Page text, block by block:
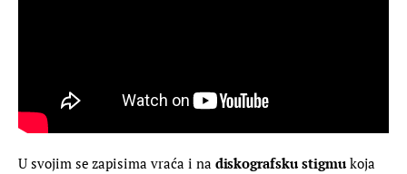
U svojim se zapisima vraća i na diskografsku stigmu koja